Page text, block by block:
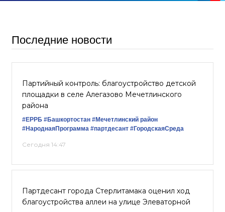
Последние новости
Партийный контроль: благоустройство детской
площадки в селе Алегазово Мечетлинского
района
#ЕРРБ #Башкортостан #Мечетлинский район
#НароднаяПрограмма #партдесант #ГородскаяСреда
Сегодня 14:47
Партдесант города Стерлитамака оценил ход
благоустройства аллеи на улице Элеваторной